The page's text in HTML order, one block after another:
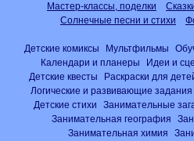
Мастер-классы, поделки
Солнечные песни и стихи
Детские комиксы Мультфильмы
Календари и планеры
Идеи и
Детские квесты
Раскраски для
Логические и развивающие задания
Детские стихи
Занимательные
Занимательная география
Занимательная химия